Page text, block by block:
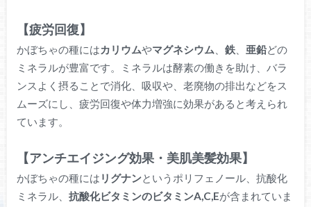
【疲労回復】
かぼちゃの種にはカリウムやマグネシウム 鉄、 亜鉛どの
ミネラルが豊富です。ミネラルは酵素の働きを助け、バラ
ンスよく摂ることで消化、吸収や、老廃物の排出などをス
ムーズにし、疲労回復や体力増強に効果があると考えられ
ています。
【アンチエイジング効果・美肌美髪効果】
かぼちゃの種には リグナンというポリフェノール、抗酸化
ミネラル、 抗酸化ビタミンのビタミンA,C,Eが含まれていま